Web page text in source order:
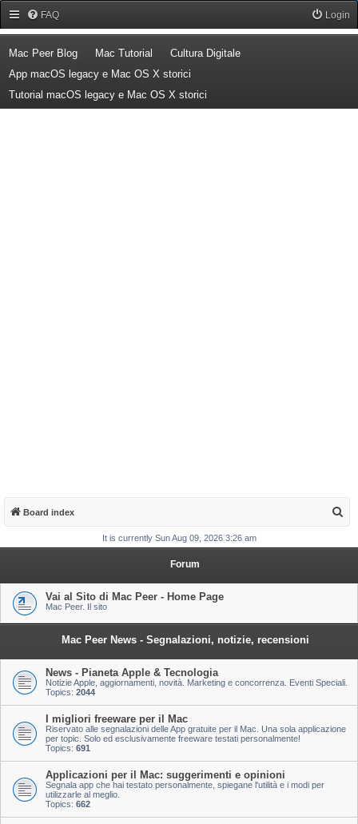
FAQ Login
Mac Peer Blog(Opens a new tab)
Mac Tutorial (Opens a new tab)
Cultura Digitale(Opens a new tab)
App macOS legacy e Mac OS X storici
Tutorial macOS legacy e Mac OS X storici
Board index
a
It is currently Sun Aug 09, 2026 3:26 am
Forum
Vai al Sito di Mac Peer - Home Page
Mac Peer. Il sito
Mac Peer News - Segnalazioni, notizie, recensioni
News - Pianeta Apple & Tecnologia
Notizie Apple, aggiornamenti, novità. Marketing e concorrenza. Eventi Speciali.
Topics: 2044
I migliori freeware per il Mac
Riservato alle segnalazioni delle App gratuite per il Mac. Una sola applicazione
per topic. Solo ed esclusivamente freeware testati personalmente!
Topics: 691
Applicazioni per il Mac: suggerimenti e opinioni
Segnala app che hai testato personalmente, spiegane l'utilità e i modi per
utilizzarle al meglio.
Topics: 662